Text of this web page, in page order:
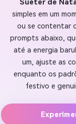
Suéter de
simples em um
ou se contentar
prompts abaixo,
até a energia
um, ajuste as
enquanto os
festivo e